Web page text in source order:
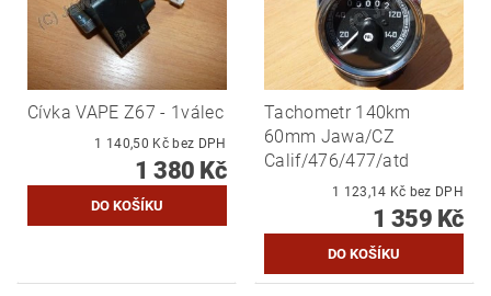
Cívka VAPE Z67 - 1válec
1 140,50 Kč bez DPH
1 380 Kč
Tachometr 140km
60mm Jawa/CZ
Calif/476/477/atd
1 123,14 Kč bez DPH
1 359 Kč